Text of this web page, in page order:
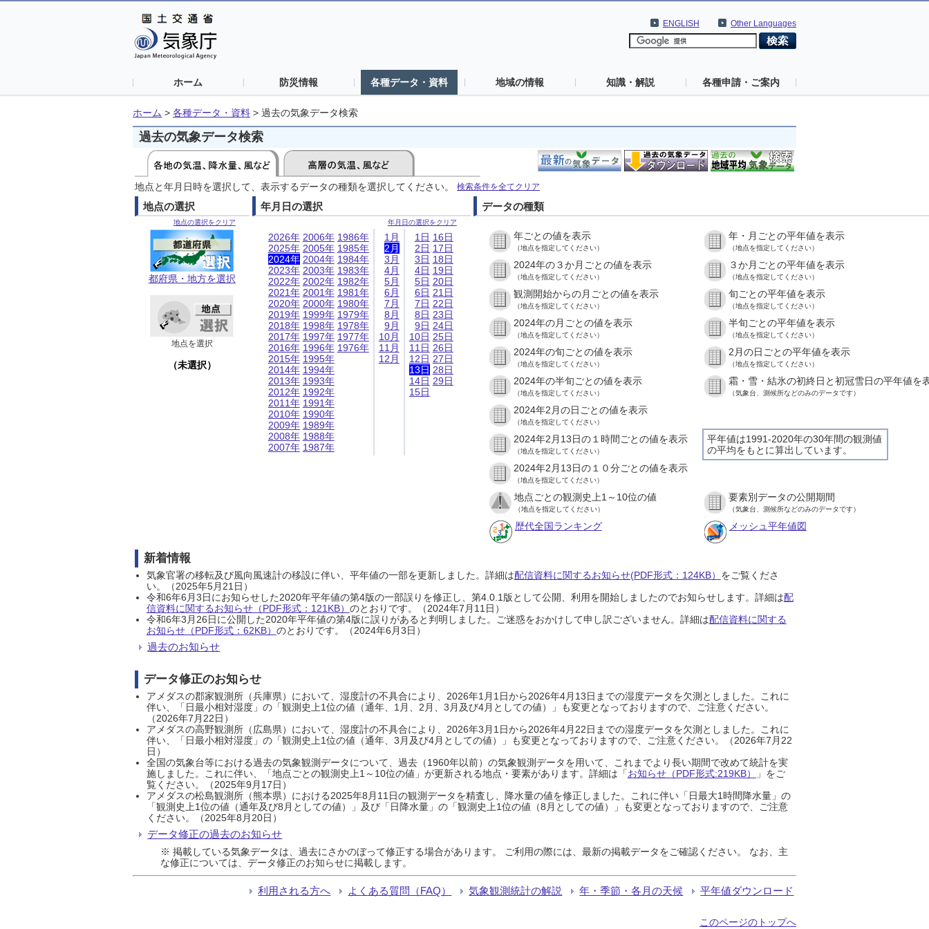
Other Languages
ENGLISH
ホーム 防災情報 各種データ・資料 地域の情報 知識・解説 各種申請・ご案内
ホーム > 各種データ・資料 > 過去の気象データ検索
過去の気象データ検索
地点と年月日時を選択して、表示するデータの種類を選択してください。 検索条件を全てクリア
地点の選択
地点の選択をクリア
都府県・地方を選択
地点を選択
（未選択）
年月日の選択
年月日の選択をクリア
2026年
2025年
2024年
2023年
2022年
2021年
2020年
2019年
2018年
2017年
2016年
2015年
2014年
2013年
2012年
2011年
2010年
2009年
2008年
2007年
2006年
2005年
2004年
2003年
2002年
2001年
2000年
1999年
1998年
1997年
1996年
1995年
1994年
1993年
1992年
1991年
1990年
1989年
1988年
1987年
1986年
1985年
1984年
1983年
1982年
1981年
1980年
1979年
1978年
1977年
1976年
1月
2月
3月
4月
5月
6月
7月
8月
9月
10月
11月
12月
1日
2日
3日
4日
5日
6日
7日
8日
9日
10日
11日
12日
13日
14日
15日
16日
17日
18日
19日
20日
21日
22日
23日
24日
25日
26日
27日
28日
29日
データの種類
年ごとの値を表示
（地点を指定してください）
年・月ごとの平年値を表示
（地点を指定してください）
2024年の３か月ごとの値を表示
（地点を指定してください）
３か月ごとの平年値を表示
（地点を指定してください）
観測開始からの月ごとの値を表示
（地点を指定してください）
旬ごとの平年値を表示
（地点を指定してください）
2024年の月ごとの値を表示
（地点を指定してください）
半旬ごとの平年値を表示
（地点を指定してください）
2024年の旬ごとの値を表示
（地点を指定してください）
2月の日ごとの平年値を表示
（地点を指定してください）
2024年の半旬ごとの値を表示
（地点を指定してください）
霜・雪・結氷の初終日と初冠雪日の平年値を
（気象台、測候所などのみのデータです）
2024年2月の日ごとの値を表示
（地点を指定してください）
平年値は1991-2020年の30年間の観測値
の平均をもとに算出しています。
2024年2月13日の１時間ごとの値を表示
（地点を指定してください）
2024年2月13日の１０分ごとの値を表示
（地点を指定してください）
地点ごとの観測史上1～10位の値
（地点を指定してください）
要素別データの公開期間
（気象台、測候所などのみのデータです）
歴代全国ランキング メッシュ平年値図
新着情報
気象官署の移転及び風向風速計の移設に伴い、平年値の一部を更新しました。詳細は配信資料に関するお知らせ(PDF形式：124KB） をご覧くださ
い。（2025年5月21日）
令和6年6月3日にお知らせした2020年平年値の第4版の一部誤りを修正し、第4.0.1版として公開、利用を開始しましたのでお知らせします。詳細は配
信資料に関するお知らせ（PDF形式：121KB） のとおりです。（2024年7月11日）
令和6年3月26日に公開した2020年平年値の第4版に誤りがあると判明しました。ご迷惑をおかけして申し訳ございません。詳細は配信資料に関する
お知らせ（PDF形式：62KB） のとおりです。（2024年6月3日）
過去のお知らせ
データ修正のお知らせ
アメダスの郡家観測所（兵庫県）において、湿度計の不具合により、2026年1月1日から2026年4月13日までの湿度データを欠測としました。これに
伴い、「日最小相対湿度」の「観測史上1位の値（通年、1月、2月、3月及び4月としての値）」も変更となっておりますので、ご注意ください。
（2026年7月22日）
アメダスの高野観測所（広島県）において、湿度計の不具合により、2026年3月1日から2026年4月22日までの湿度データを欠測としました。これに
伴い、「日最小相対湿度」の「観測史上1位の値（通年、3月及び4月としての値）」も変更となっておりますので、ご注意ください。（2026年7月22
日）
全国の気象台等における過去の気象観測データについて、過去（1960年以前）の気象観測データを用いて、これまでより長い期間で改めて統計を実
施しました。これに伴い、「地点ごとの観測史上1～10位の値」が更新される地点・要素があります。詳細は「お知らせ（PDF形式:219KB）
」をご
覧ください。（2025年9月17日）
アメダスの松島観測所（熊本県）における2025年8月11日の観測データを精査し、降水量の値を修正しました。これに伴い「日最大1時間降水量」の
「観測史上1位の値（通年及び8月としての値）」及び「日降水量」の「観測史上1位の値（8月としての値）」も変更となっておりますので、ご注意
ください。（2025年8月20日）
データ修正の過去のお知らせ
※ 掲載している気象データは、過去にさかのぼって修正する場合があります。 ご利用の際には、最新の掲載データをご確認ください。 なお、主
な修正については、データ修正のお知らせに掲載します。
利用される方へ よくある質問（FAQ） 気象観測統計の解説 年・季節・各月の天候 平年値ダウンロード
このページのトップへ